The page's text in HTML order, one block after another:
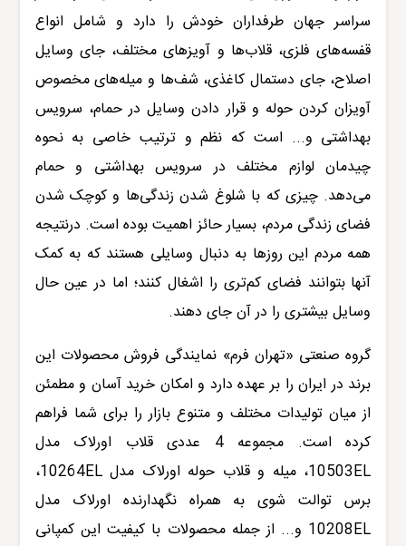
سراسر جهان طرفداران خودش را دارد و شامل انواع
قفسه‌های فلزی، قلاب‌ها و آویزهای مختلف، جای وسایل
اصلاح، جای دستمال کاغذی، شف‌ها و میله‌های مخصوص
آویزان کردن حوله و قرار دادن وسایل در حمام، سرویس
بهداشتی و... است که نظم و ترتیب خاصی به نحوه
چیدمان لوازم مختلف در سرویس بهداشتی و حمام
می‌دهد. چیزی که با شلوغ شدن زندگی‌ها و کوچک شدن
فضای زندگی مردم، بسیار حائز اهمیت بوده است. درنتیجه
همه مردم این روزها به دنبال وسایلی هستند که به کمک
آنها بتوانند فضای کم‌تری را اشغال کنند؛ اما در عین حال
وسایل بیشتری را در آن جای دهند.
گروه صنعتی «تهران فرم» نمایندگی فروش محصولات این
برند در ایران را بر عهده دارد و امکان خرید آسان و مطمئن
از میان تولیدات مختلف و متنوع بازار را برای شما فراهم
کرده است. مجموعه 4 عددی قلاب اورلاک مدل
EL10503، میله و قلاب حوله اورلاک مدل EL
10264،
برس توالت شوی به همراه نگهدارنده اورلاک مدل
EL
10208 و... از جمله محصولات با کیفیت این کمپانی